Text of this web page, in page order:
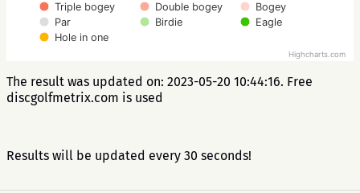
Triple bogey Double bogey
Bogey
Par
Birdie
Eagle
Hole in one
Highcharts.com
The result was updated on: 2023-05-20 10:44:16. Free
discgolfmetrix.com is used
Results will be updated every 30 seconds!